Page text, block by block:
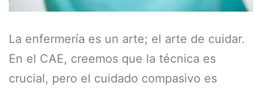
La enfermería es un arte; el arte de cuidar.
En el CAE, creemos que la técnica es
crucial, pero el cuidado compasivo es